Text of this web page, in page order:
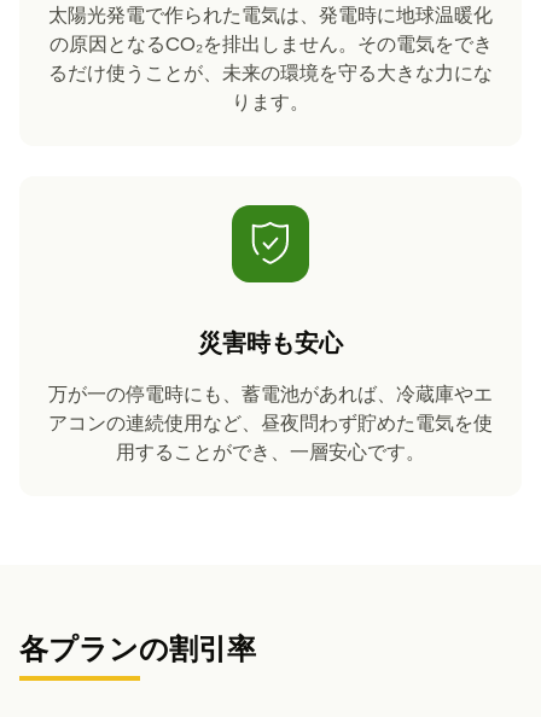
太陽光発電で作られた電気は、発電時に地球温暖化
の原因となるCO₂を排出しません。その電気をでき
るだけ使うことが、未来の環境を守る大きな力にな
ります。
災害時も安心
万が一の停電時にも、蓄電池があれば、冷蔵庫やエ
アコンの連続使用など、昼夜問わず貯めた電気を使
用することができ、一層安心です。
各プランの割引率